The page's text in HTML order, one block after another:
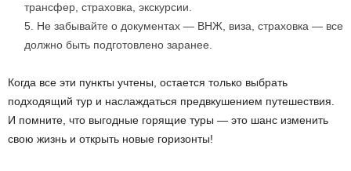
трансфер, страховка, экскурсии.
Не забывайте о документах — ВНЖ, виза, страховка — все
должно быть подготовлено заранее.
Когда все эти пункты учтены, остается только выбрать
подходящий тур и наслаждаться предвкушением путешествия.
И помните, что выгодные горящие туры — это шанс изменить
свою жизнь и открыть новые горизонты!